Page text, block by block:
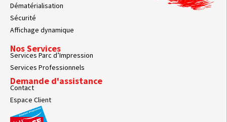
Dématérialisation
Sécurité
Affichage dynamique
Nos Services
Services Parc d’Impression
Services Professionnels
Demande d'assistance
Contact
Espace Client